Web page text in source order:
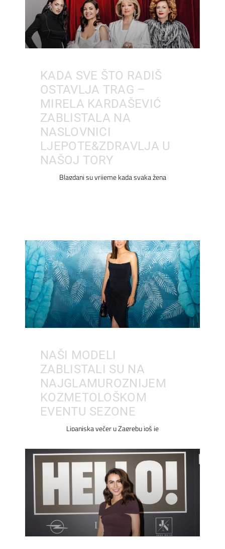
KADA SVE ŠTO RADIŠ
OSTAVLJA TRAG –
MIRELA KARDAŠEVIĆ
ZABLISTALA NA
NASLOVNICI
LJEPOTE&ZDRAVLJA U
NAŠOJ TORY
Blagdani su vrijeme kada svaka žena
NAŠI MODELI
ZABLISTALI SU NA
NAJGLAMUROZNIJEM
KOZMETOLOŠKOM
EVENTU SEZONE
Lipanjska večer u Zagrebu još je